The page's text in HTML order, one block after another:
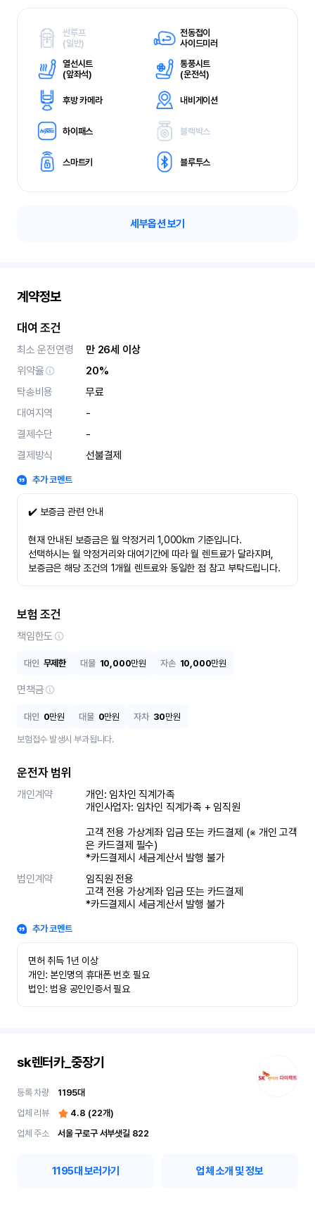
썬루프
(일반)
전동접이
사이드미러
열선시트
(앞좌석)
통풍시트
(운전석)
후방 카메라 내비게이션
하이패스 블랙박스
스마트키 블루투스
세부옵션 보기
계약정보
대여 조건
최소 운전연령
만 26세 이상
위약율
20%
탁송비용
무료
대여지역
-
결제수단
-
결제방식
선불결제
추가 코멘트
✔️ 보증금 관련 안내
현재 안내된 보증금은 월 약정거리 1,000km 기준입니다.
선택하시는 월 약정거리와 대여기간에 따라 월 렌트료가 달라지며,
보증금은 해당 조건의 1개월 렌트료와 동일한 점 참고 부탁드립니다.
보험 조건
책임한도
대인 무제한 대물 10,000만원 자손 10,000만원
면책금
대인 0만원 대물 0만원 자차 30만원
보험접수 발생시 부과됩니다.
운전자 범위
개인계약
개인: 임차인 직계가족
개인사업자: 임차인 직계가족 + 임직원
고객 전용 가상계좌 입금 또는 카드결제 (※ 개인 고객
은 카드결제 필수)
*카드결제시 세금계산서 발행 불가
법인계약
임직원 전용
고객 전용 가상계좌 입금 또는 카드결제
*카드결제시 세금계산서 발행 불가
추가 코멘트
면허 취득 1년 이상
개인: 본인명의 휴대폰 번호 필요
법인: 범용 공인인증서 필요
sk렌터카_중장기
등록 차량 1195대
업체 리뷰
4.8 (22개)
업체 주소
서울 구로구 서부샛길 822
1195대 보러가기 업체 소개 및 정보